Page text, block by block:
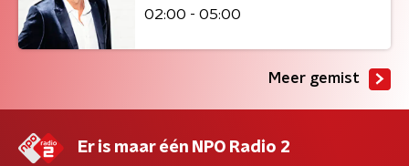
02:00 - 05:00
Meer gemist
Er is maar één NPO Radio 2